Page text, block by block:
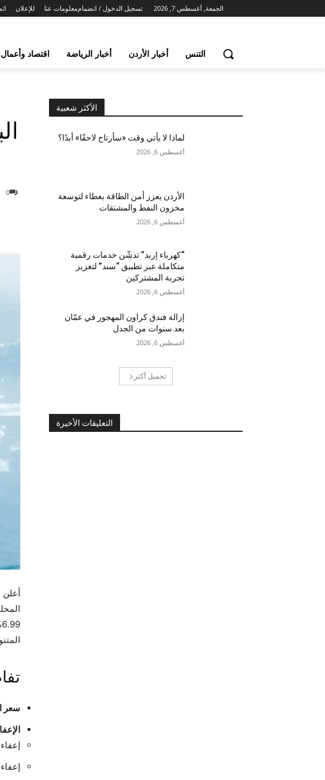
الجمعة, أغسطس 7, 2026 تسجيل الدخول / انضمام للإعلان معلومات عنا
التنس أخبار الأردن أخبار الرياضة اقتصاد وأعمال
0
سعر
الأكثر شعبية
لماذا لا يأتي وقت «سأرتاح لاحقًا» أبدًا؟
أغسطس 6, 2026
الأردن يعزز أمن الطاقة بعطاء لتوسعة
مخزون النفط والمشتقات
أغسطس 6, 2026
“كهرباء إربد” تدشّن خدمات رقمية
متكاملة عبر تطبيق “سند” لتعزيز
تجربة المشتركين
أغسطس 6, 2026
إزالة فندق كراون المهجور في عمّان
بعد سنوات من الجدل
أغسطس 6, 2026
تحميل أكثر
التعليقات الأخيرة